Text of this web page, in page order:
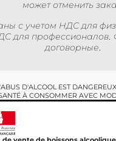
может отменить
с учетом НДС для
для профессионалов.
договорные.
D'ALCOOL EST
À CONSOMMER AVEC